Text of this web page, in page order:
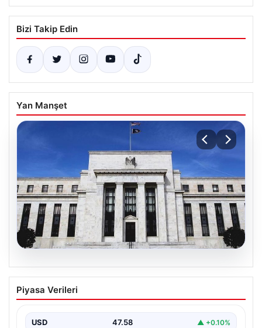
Bizi Takip Edin
Yan Manşet
04.08.2026
Fed faizi sabit tuttu
Piyasa Verileri
USD 47.58 ▲ +0.10%